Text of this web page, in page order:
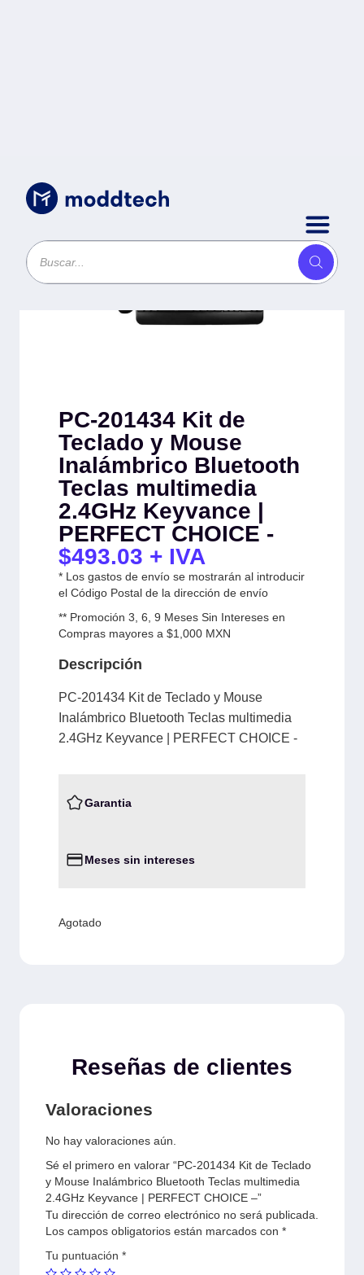
Sin categoría/PC-201434 Kit de Teclado y Mouse
PC-201434 Kit de
Teclado y Mouse
Inalámbrico Bluetooth
Teclas multimedia
2.4GHz Keyvance |
PERFECT CHOICE -
$493.03 + IVA
* Los gastos de envío se mostrarán al introducir
el Código Postal de la dirección de envío
** Promoción 3, 6, 9 Meses Sin Intereses en
Compras mayores a $1,000 MXN
Descripción
PC-201434 Kit de Teclado y Mouse
Inalámbrico Bluetooth Teclas multimedia
2.4GHz Keyvance | PERFECT CHOICE -
Garantia
Meses sin intereses
Agotado
Reseñas de clientes
Valoraciones
No hay valoraciones aún.
Sé el primero en valorar “PC-201434 Kit de Teclado
y Mouse Inalámbrico Bluetooth Teclas multimedia
2.4GHz Keyvance | PERFECT CHOICE –”
Tu dirección de correo electrónico no será publicada.
Los campos obligatorios están marcados con *
Tu puntuación *